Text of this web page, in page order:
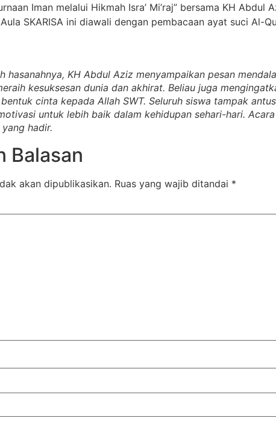
Iman melalui Hikmah Isra’ Mi’raj” bersama KH
SKARISA ini diawali dengan pembacaan ayat suci Al-
hasanahnya, KH Abdul Aziz menyampaikan pesan
kesuksesan dunia dan akhirat. Beliau juga
cinta kepada Allah SWT. Seluruh siswa tampak
untuk lebih baik dalam kehidupan sehari-hari.
hadir.
Balasan
akan dipublikasikan. Ruas yang wajib ditandai *